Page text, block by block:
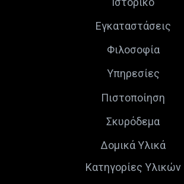
Εγκαταστάσεις
Φιλοσοφία
Υπηρεσίες
Πιστοποίηση
Σκυρόδεμα
Δομικά Υλικά
Κατηγορίες Υλικών